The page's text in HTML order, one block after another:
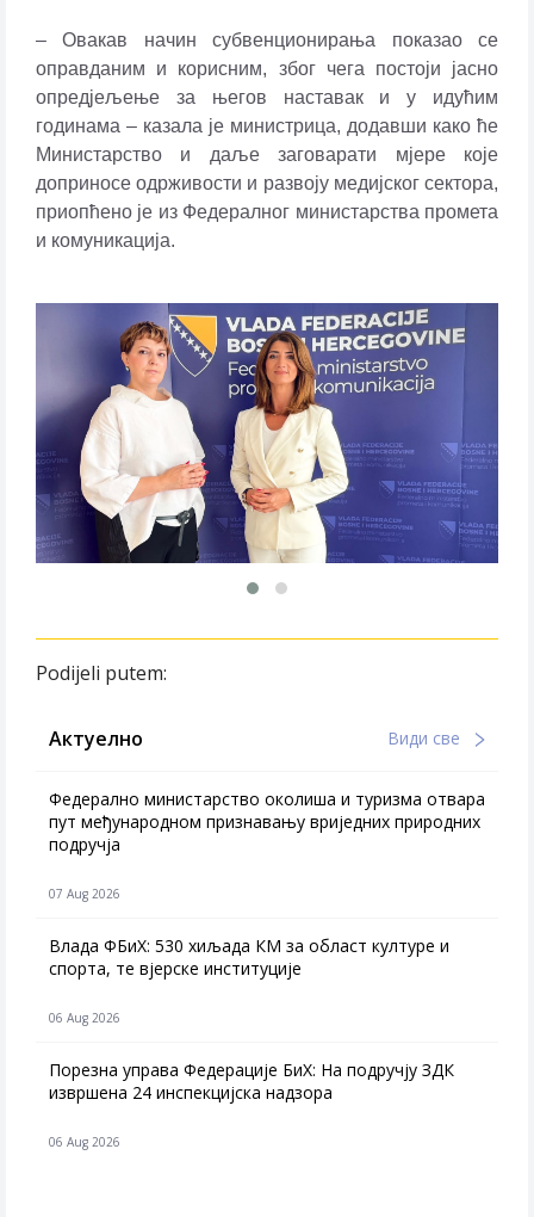
– Овакав начин субвенционирања показао се
оправданим и корисним, због чега постоји јасно
опред‌јељење за његов наставак и у идућим
годинама – казала је министрица, додавши како ће
Министарство и даље заговарати мјере које
доприносе одрживости и развоју медијског сектора,
приопћено је из Федералног министарства промета
и комуникација.
Podijeli putem:
Актуелно Види све
Федерално министарство околиша и туризма отвара
пут међународном признавању вриједних природних
подручја
07 Aug 2026
Влада ФБиХ: 530 хиљада КМ за област културе и
спорта, те вјерске институције
06 Aug 2026
Порезна управа Федерације БиХ: На подручју ЗДК
извршена 24 инспекцијска надзора
06 Aug 2026